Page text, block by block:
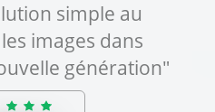
simple au
images dans
génération"